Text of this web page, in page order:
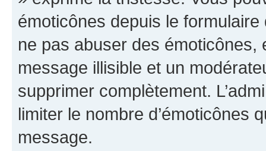
émoticônes depuis le
ne pas abuser des
message illisible et un
supprimer complètement.
limiter le nombre d’émoticônes
message.